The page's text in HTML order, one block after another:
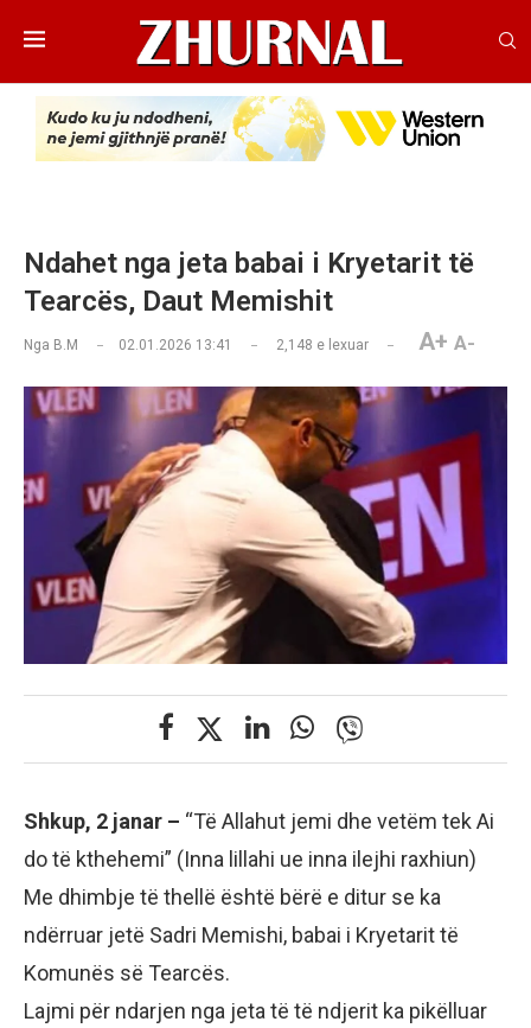
Ndahet nga jeta babai i Kryetarit të
Tearcës, Daut Memishit
Nga B.M 02.01.2026 13:41 2,148 e lexuar A+ A-
Shkup, 2 janar – “Të Allahut jemi dhe vetëm tek Ai
do të kthehemi” (Inna lillahi ue inna ilejhi raxhiun)
Me dhimbje të thellë është bërë e ditur se ka
ndërruar jetë Sadri Memishi, babai i Kryetarit të
Komunës së Tearcës.
Lajmi për ndarjen nga jeta të të ndjerit ka pikëlluar